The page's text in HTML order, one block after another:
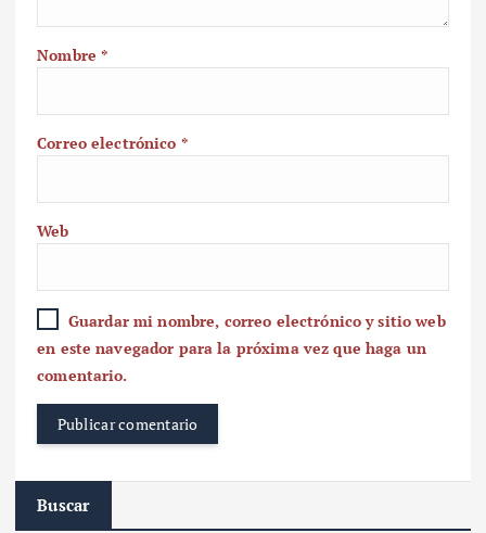
Nombre*
Correo electrónico *
Web
Guardar mi nombre, correo electrónico y sitio web
en este navegador para la próxima vez que haga un
comentario.
Buscar